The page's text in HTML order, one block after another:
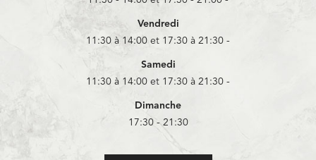
Vendredi
11:30 à 14:00 et 17:30 à 21:30 -
Samedi
11:30 à 14:00 et 17:30 à 21:30 -
Dimanche
17:30 - 21:30